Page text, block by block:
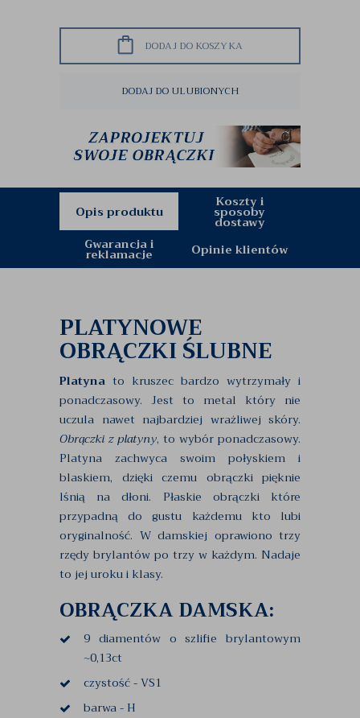
DODAJ DO KOSZYKA
DODAJ DO ULUBIONYCH
Opis produktu
Koszty i
sposoby
dostawy
Gwarancja i
reklamacje Opinie klientów
PLATYNOWE
OBRĄCZKI ŚLUBNE
Platyna to kruszec bardzo wytrzymały i
ponadczasowy. Jest to metal który nie
uczula nawet najbardziej wrażliwej skóry.
Obrączki z platyny, to wybór ponadczasowy.
Platyna zachwyca swoim połyskiem i
blaskiem, dzięki czemu obrączki pięknie
lśnią na dłoni. Płaskie obrączki które
przypadną do gustu każdemu kto lubi
oryginalność. W damskiej oprawiono trzy
rzędy brylantów po trzy w każdym. Nadaje
to jej uroku i klasy.
OBRĄCZKA DAMSKA:
9 diamentów o szlifie brylantowym
~0,13ct
czystość - VS1
barwa - H